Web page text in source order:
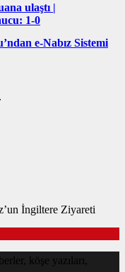
ulaştı |
1-0
e-Nabız Sistemi
İngiltere Ziyareti
köşe yazıları,